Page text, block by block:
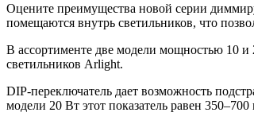
Оцените преимущества новой серии
помещаются внутрь светильников, что
В ассортименте две модели мощностью 10
светильников Arlight.
DIP-переключатель дает возможность
модели 20 Вт этот показатель равен